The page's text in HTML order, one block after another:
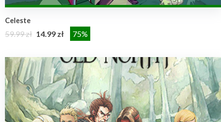
Celeste
59.99 zł 14.99 zł 75%